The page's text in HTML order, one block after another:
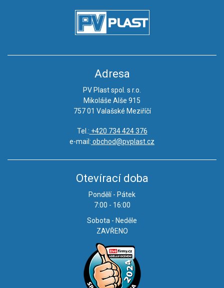
Adresa
PV Plast spol. s r.o.
Mikoláše Alše 915
757 01 Valašské Meziříčí
Tel.: +420 734 424 376
e-mail: obchod@pvplast.cz
Otevírací doba
Pondělí - Pátek
7:00 - 16:00
Sobota - Neděle
ZAVŘENO